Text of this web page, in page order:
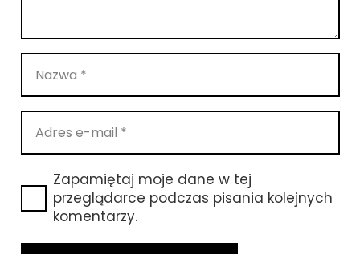
Zapamiętaj moje dane w tej
przeglądarce podczas pisania kolejnych
komentarzy.